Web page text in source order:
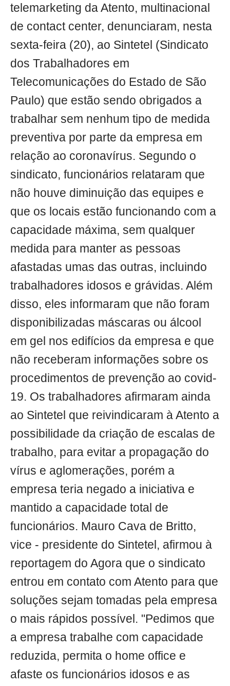
telemarketing da Atento, multinacional
de contact center, denunciaram, nesta
sexta-feira (20), ao Sintetel (Sindicato
dos Trabalhadores em
Telecomunicações do Estado de São
Paulo) que estão sendo obrigados a
trabalhar sem nenhum tipo de medida
preventiva por parte da empresa em
relação ao coronavírus. Segundo o
sindicato, funcionários relataram que
não houve diminuição das equipes e
que os locais estão funcionando com a
capacidade máxima, sem qualquer
medida para manter as pessoas
afastadas umas das outras, incluindo
trabalhadores idosos e grávidas. Além
disso, eles informaram que não foram
disponibilizadas máscaras ou álcool
em gel nos edifícios da empresa e que
não receberam informações sobre os
procedimentos de prevenção ao covid-
19. Os trabalhadores afirmaram ainda
ao Sintetel que reivindicaram à Atento a
possibilidade da criação de escalas de
trabalho, para evitar a propagação do
vírus e aglomerações, porém a
empresa teria negado a iniciativa e
mantido a capacidade total de
funcionários. Mauro Cava de Britto,
vice - presidente do Sintetel, afirmou à
reportagem do Agora que o sindicato
entrou em contato com Atento para que
soluções sejam tomadas pela empresa
o mais rápidos possível. "Pedimos que
a empresa trabalhe com capacidade
reduzida, permita o home office e
afaste os funcionários idosos e as